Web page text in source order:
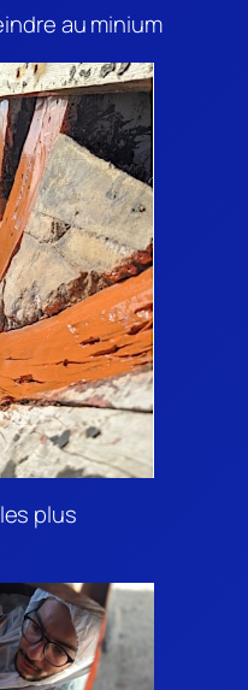
au minium
plus